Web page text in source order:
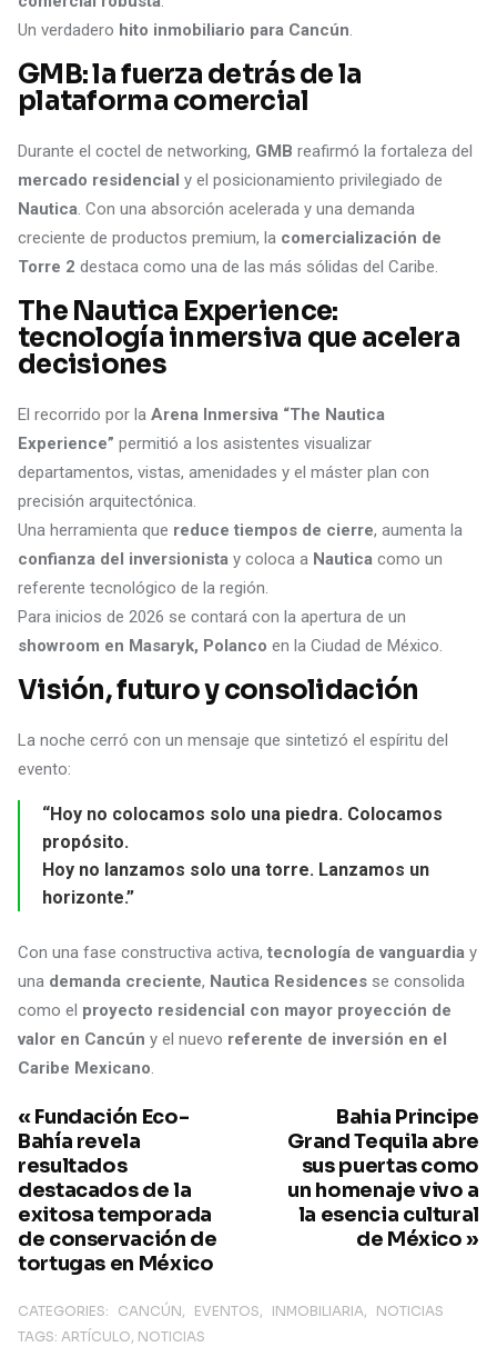
Un verdadero hito inmobiliario para Cancún.
GMB: la fuerza detrás de la
plataforma comercial
Durante el coctel de networking, GMB reafirmó la fortaleza del
mercado residencial y el posicionamiento privilegiado de
Nautica. Con una absorción acelerada y una demanda
creciente de productos premium, la comercialización de
Torre 2 destaca como una de las más sólidas del Caribe.
The Nautica Experience:
tecnología inmersiva que acelera
decisiones
El recorrido por la Arena Inmersiva “The Nautica
Experience” permitió a los asistentes visualizar
departamentos, vistas, amenidades y el máster plan con
precisión arquitectónica.
Una herramienta que reduce tiempos de cierre, aumenta la
confianza del inversionista y coloca a Nautica como un
referente tecnológico de la región.
Para inicios de 2026 se contará con la apertura de un
showroom en Masaryk, Polanco en la Ciudad de México.
Visión, futuro y consolidación
La noche cerró con un mensaje que sintetizó el espíritu del
evento:
“Hoy no colocamos solo una piedra. Colocamos
propósito.
Hoy no lanzamos solo una torre. Lanzamos un
horizonte.”
Con una fase constructiva activa, tecnología de vanguardia y
una demanda creciente, Nautica Residences se consolida
como el proyecto residencial con mayor proyección de
valor en Cancún y el nuevo referente de inversión en el
Caribe Mexicano.
Bahia Principe
Grand Tequila abre
sus puertas como
un homenaje vivo a
la esencia cultural
de México »
« Fundación Eco-
Bahía revela
resultados
destacados de la
exitosa temporada
de conservación de
tortugas en México
CATEGORIES: CANCÚN EVENTOS INMOBILIARIA
NOTICIAS
TAGS: ARTÍCULO NOTICIAS